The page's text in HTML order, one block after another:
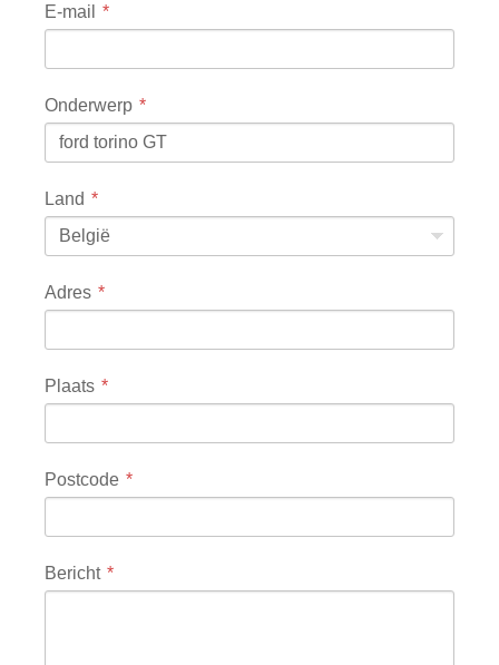
E-mail
Onderwerp
Land
België
Adres
Plaats
Postcode
Bericht